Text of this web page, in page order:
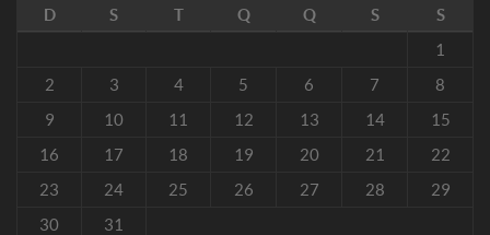
D
S T Q Q S
S
1
2
3 4 5 6 7
8
9
10 11 12 13 14
15
16
17 18 19 20 21
22
23
24 25 26 27 28
29
30
31